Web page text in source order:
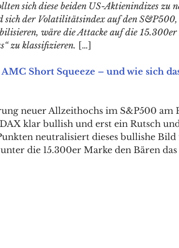
sich diese beiden US-Aktienindizes zu
sich der Volatilitätsindex auf den
wäre die Attacke auf die 15.300er
zu klassifizieren. […]
AMC Short Squeeze – und wie sich
neuer Allzeithochs im S&P500 am
klar bullish und erst ein Rutsch
neutralisiert dieses bullishe
die 15.300er Marke den Bären